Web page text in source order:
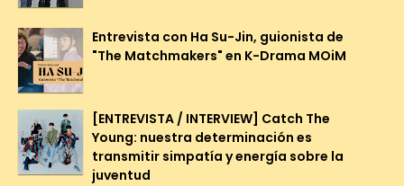
Entrevista con Ha Su-Jin, guionista de
"The Matchmakers" en K-Drama MOiM
[ENTREVISTA / INTERVIEW] Catch The
Young: nuestra determinación es
transmitir simpatía y energía sobre la
juventud